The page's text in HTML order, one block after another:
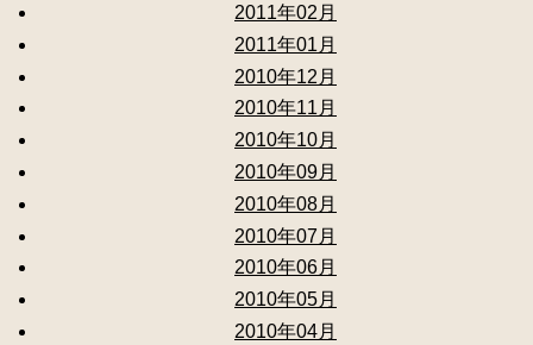
2011年02月
2011年01月
2010年12月
2010年11月
2010年10月
2010年09月
2010年08月
2010年07月
2010年06月
2010年05月
2010年04月